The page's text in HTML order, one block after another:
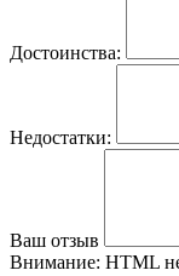
Достоинства:
Недостатки:
Ваш отзыв
Внимание: HTML